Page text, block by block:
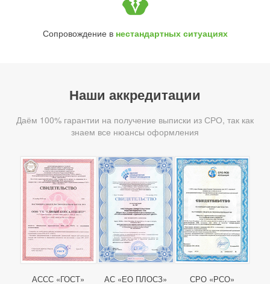
Сопровождение в нестандартных ситуациях
Наши аккредитации
Даём 100% гарантии на получение выписки из СРО, так как
знаем все нюансы оформления
АССС «ГОСТ» АС «ЕО ПЛОСЗ» СРО «РСО»